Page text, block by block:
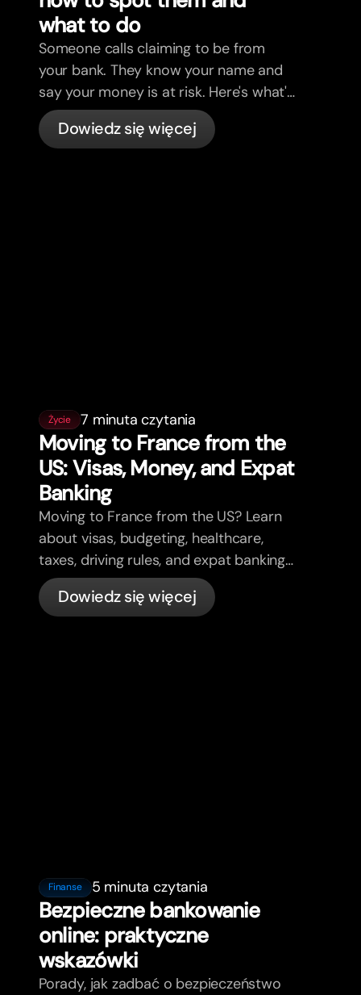
what to do
Someone calls claiming to be from
your bank. They know your name and
say your money is at risk. Here's what's
actually happening, and what to do.
Dowiedz się więcej
Życie 7 minuta czytania
Moving to France from the
US: Visas, Money, and Expat
Banking
Moving to France from the US? Learn
about visas, budgeting, healthcare,
taxes, driving rules, and expat banking
in France with bunq.
Dowiedz się więcej
Finanse 5 minuta czytania
Bezpieczne bankowanie
online: praktyczne
wskazówki
Porady, jak zadbać o bezpieczeństwo